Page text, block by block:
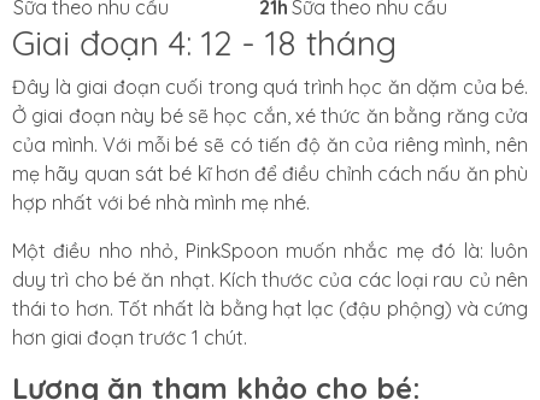
Sữa theo nhu cầu 21h Sữa theo nhu cầu
Giai đoạn 4: 12 - 18 tháng
Đây là giai đoạn cuối trong quá trình học ăn dặm của bé.
Ở giai đoạn này bé sẽ học cắn, xé thức ăn bằng răng cửa
của mình. Với mỗi bé sẽ có tiến độ ăn của riêng mình, nên
mẹ hãy quan sát bé kĩ hơn để điều chỉnh cách nấu ăn phù
hợp nhất với bé nhà mình mẹ nhé.
Một điều nho nhỏ, PinkSpoon muốn nhắc mẹ đó là: luôn
duy trì cho bé ăn nhạt. Kích thước của các loại rau củ nên
thái to hơn. Tốt nhất là bằng hạt lạc (đậu phộng) và cứng
hơn giai đoạn trước 1 chút.
Lượng ăn tham khảo cho bé: